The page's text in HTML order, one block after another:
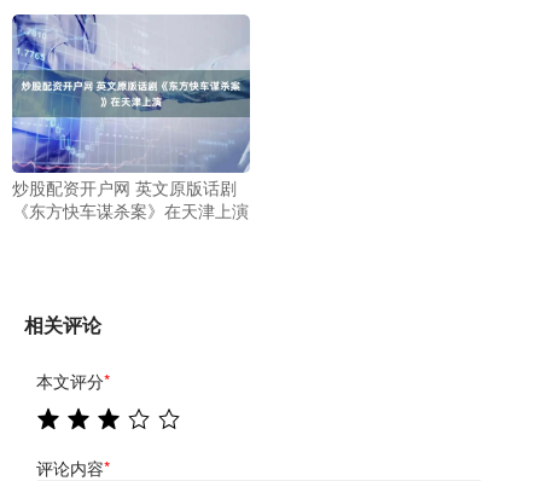
炒股配资开户网 英文原版话剧
《东方快车谋杀案》在天津上演
相关评论
本文评分*
评论内容*